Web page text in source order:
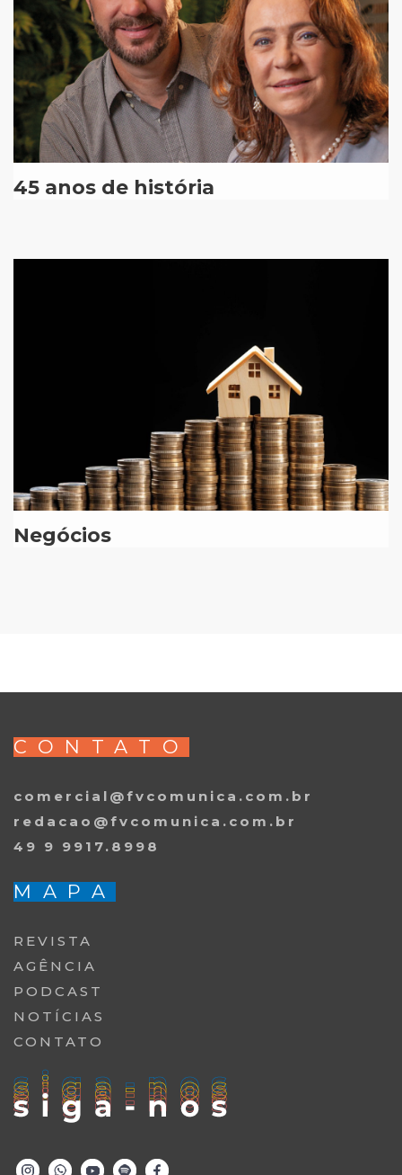
45 anos de história
Negócios
CONTATO
comercial@fvcomunica.com.br
redacao@fvcomunica.com.br
49 9 9917.8998
MAPA
REVISTA
AGÊNCIA
PODCAST
NOTÍCIAS
CONTATO